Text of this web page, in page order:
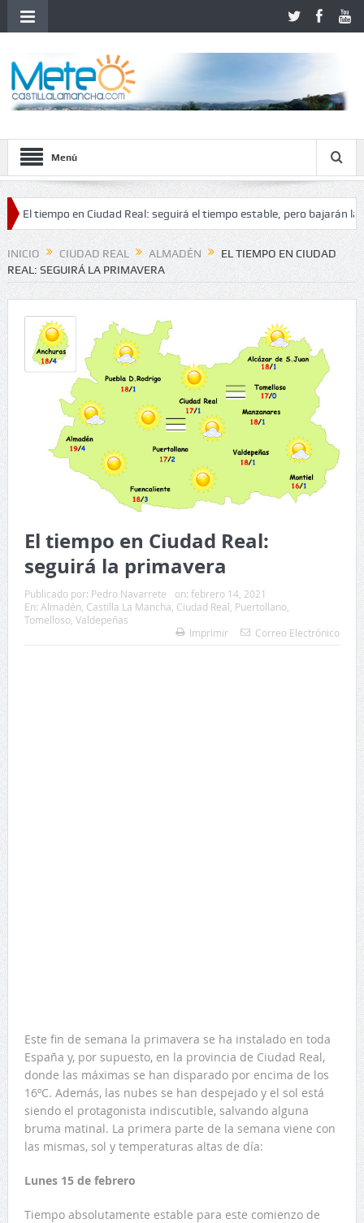
Menú
en Ciudad Real: seguirá el tiempo estable, pero bajarán las
INICIO CIUDAD REAL ALMADÉN
EL TIEMPO EN CIUDAD
REAL: SEGUIRÁ LA PRIMAVERA
El tiempo en Ciudad Real:
seguirá la primavera
Publicado por: Pedro Navarrete on: febrero 14, 2021
En: Almadén Castilla La Mancha Ciudad Real Puertollano,
Tomelloso, Valdepeñas
Imprimir
Correo Electrónico
Este fin de semana la primavera se ha instalado en toda
España y, por supuesto, en la provincia de Ciudad Real,
donde las máximas se han disparado por encima de los
16ºC. Además, las nubes se han despejado y el sol está
siendo el protagonista indiscutible, salvando alguna
bruma matinal. La primera parte de la semana viene con
las mismas, sol y temperaturas altas de día:
Lunes 15 de febrero
Tiempo absolutamente estable para este comienzo de